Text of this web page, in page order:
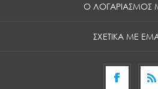
Ο ΛΟΓΑΡΙΑΣΜΟΣ
ΣΧΕΤΙΚΑ ΜΕ